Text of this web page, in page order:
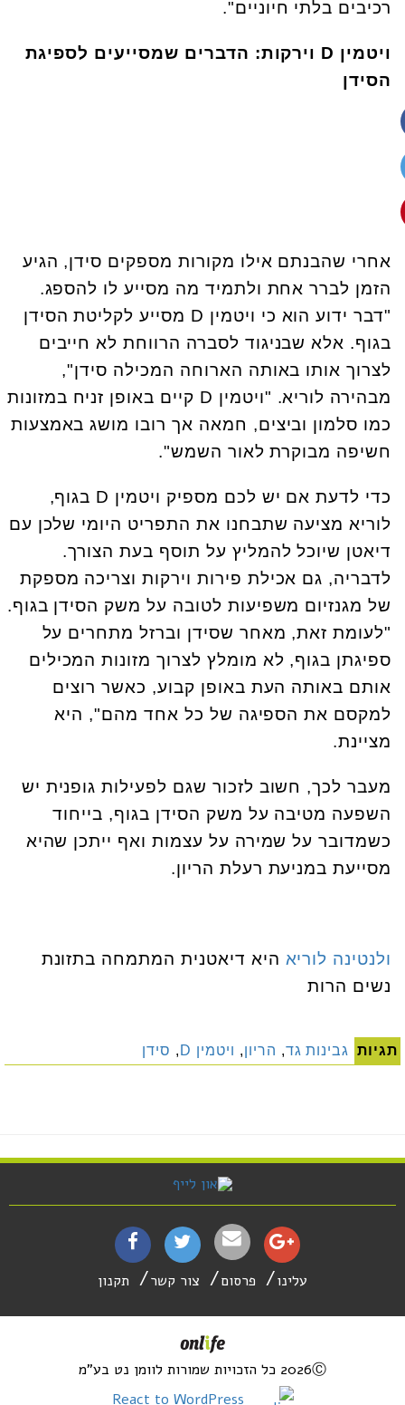
רכיבים בלתי חיוניים".
ויטמין D וירקות: הדברים שמסייעים לספיגת
הסידן
אחרי שהבנתם אילו מקורות מספקים סידן, הגיע
הזמן לברר אחת ולתמיד מה מסייע לו להספג.
"דבר ידוע הוא כי ויטמין D מסייע לקליטת הסידן
בגוף. אלא שבניגוד לסברה הרווחת לא חייבים
לצרוך אותו באותה הארוחה המכילה סידן",
מבהירה לוריא. "ויטמין D קיים באופן זניח במזונות
כמו סלמון וביצים, חמאה אך רובו מושג באמצעות
חשיפה מבוקרת לאור השמש".
כדי לדעת אם יש לכם מספיק ויטמין D בגוף,
לוריא מציעה שתבחנו את התפריט היומי שלכן עם
דיאטן שיוכל להמליץ על תוסף בעת הצורך.
לדבריה, גם אכילת פירות וירקות וצריכה מספקת
של מגנזיום משפיעות לטובה על משק הסידן בגוף.
"לעומת זאת, מאחר שסידן וברזל מתחרים על
ספיגתן בגוף, לא מומלץ לצרוך מזונות המכילים
אותם באותה העת באופן קבוע, כאשר רוצים
למקסם את הספיגה של כל אחד מהם", היא
מציינת.
מעבר לכך, חשוב לזכור שגם לפעילות גופנית יש
השפעה מטיבה על משק הסידן בגוף, בייחוד
כשמדובר על שמירה על עצמות ואף ייתכן שהיא
מסייעת במניעת רעלת הריון.
ולנטינה לוריא היא דיאטנית המתמחה בתזונת
נשים הרות
תגיות גבינות גד, הריון, ויטמין D , סידן
עלינו פרסום צור קשר תקנון
2026Ⓒ כל הזכויות שמורות לוומן נט בע"מ